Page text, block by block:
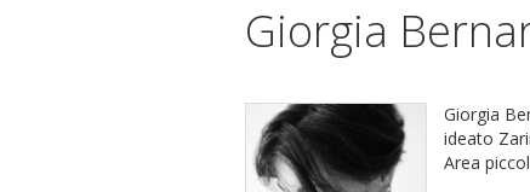
Giorgia
Giorgia
ideato
Area